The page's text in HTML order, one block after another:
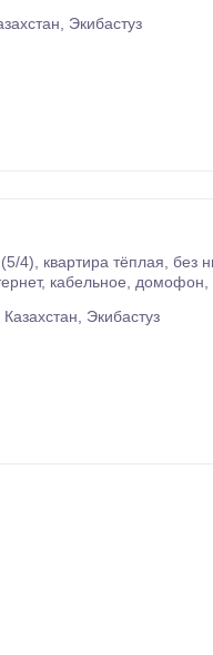
Экибастуз
окна,
Во дворе детская площадка, футбольное поле.
Казахстан, Экибастуз